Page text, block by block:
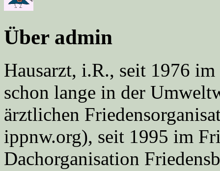
Über admin
Hausarzt, i.R., seit 1976
schon lange in der
ärztlichen
ippnw.org), seit 1995 im
Dachorganisation